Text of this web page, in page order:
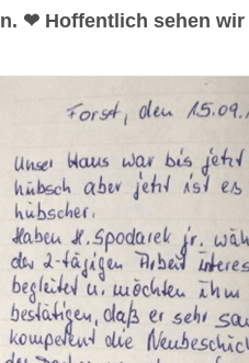
❤ Hoffentlich sehen